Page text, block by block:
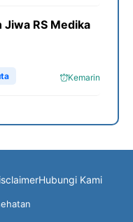
RS Medika
Kemarin
Hubungi Kami